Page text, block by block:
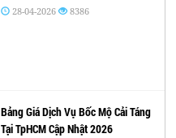
28-04-2026 8386
Bảng Giá Dịch Vụ Bốc Mộ Cải Táng
Tại TpHCM Cập Nhật 2026